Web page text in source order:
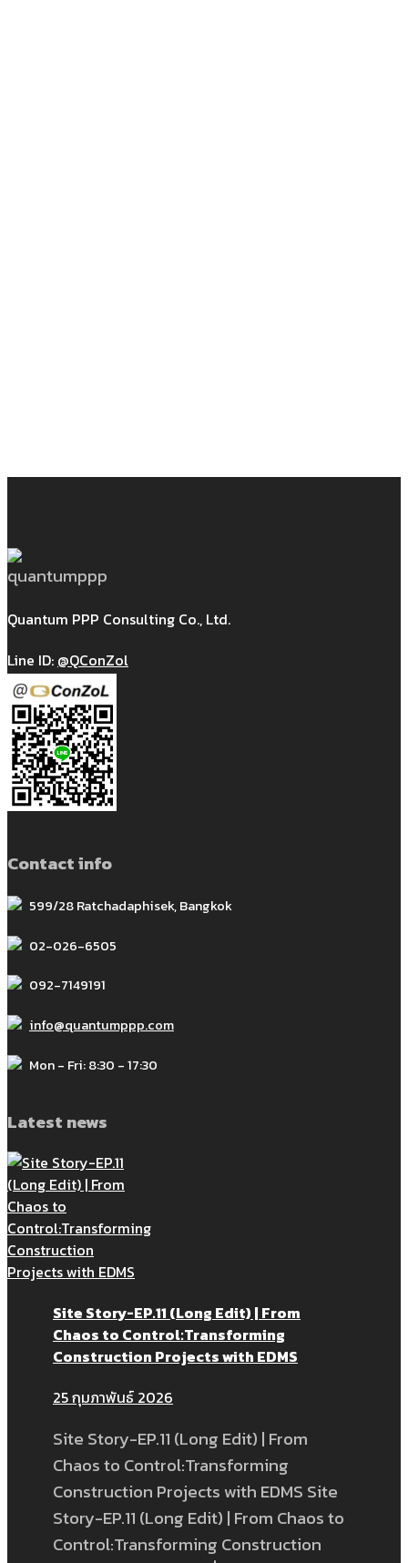
Quantum PPP Consulting Co., Ltd.
Line ID: @QConZol
Contact info
599/28 Ratchadaphisek, Bangkok
02-026-6505
092-7149191
info@quantumppp.com
Mon - Fri: 8:30 - 17:30
Latest news
Site Story-EP.11 (Long Edit) | From
Chaos to Control:Transforming
Construction Projects with EDMS
25 กุมภาพันธ์ 2026
Site Story-EP.11 (Long Edit) | From
Chaos to Control:Transforming
Construction Projects with EDMS Site
Story-EP.11 (Long Edit) | From Chaos to
Control:Transforming Construction